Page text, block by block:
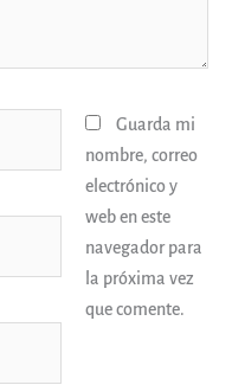
Guarda mi
nombre, correo
electrónico y
web en este
navegador para
la próxima vez
que comente.